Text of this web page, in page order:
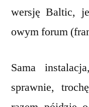
wersję Baltic,
owym forum
Sama
sprawnie,